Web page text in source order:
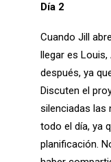
Día 2
Cuando Jill
llegar es
después, ya
Discuten el
silenciadas las
todo el día, ya
planificación.